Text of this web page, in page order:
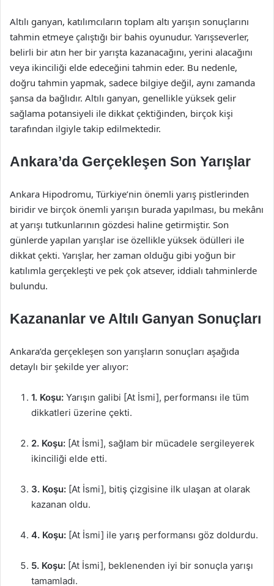
Altılı ganyan, katılımcıların toplam altı yarışın sonuçlarını
tahmin etmeye çalıştığı bir bahis oyunudur. Yarışseverler,
belirli bir atın her bir yarışta kazanacağını, yerini alacağını
veya ikinciliği elde edeceğini tahmin eder. Bu nedenle,
doğru tahmin yapmak, sadece bilgiye değil, aynı zamanda
şansa da bağlıdır. Altılı ganyan, genellikle yüksek gelir
sağlama potansiyeli ile dikkat çektiğinden, birçok kişi
tarafından ilgiyle takip edilmektedir.
Ankara’da Gerçekleşen Son Yarışlar
Ankara Hipodromu, Türkiye’nin önemli yarış pistlerinden
biridir ve birçok önemli yarışın burada yapılması, bu mekânı
at yarışı tutkunlarının gözdesi haline getirmiştir. Son
günlerde yapılan yarışlar ise özellikle yüksek ödülleri ile
dikkat çekti. Yarışlar, her zaman olduğu gibi yoğun bir
katılımla gerçekleşti ve pek çok atsever, iddialı tahminlerde
bulundu.
Kazananlar ve Altılı Ganyan Sonuçları
Ankara’da gerçekleşen son yarışların sonuçları aşağıda
detaylı bir şekilde yer alıyor:
1. Koşu: Yarışın galibi [At İsmi], performansı ile tüm
dikkatleri üzerine çekti.
2. Koşu: [At İsmi], sağlam bir mücadele sergileyerek
ikinciliği elde etti.
3. Koşu: [At İsmi], bitiş çizgisine ilk ulaşan at olarak
kazanan oldu.
4. Koşu: [At İsmi] ile yarış performansı göz doldurdu.
5. Koşu: [At İsmi], beklenenden iyi bir sonuçla yarışı
tamamladı.